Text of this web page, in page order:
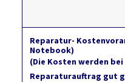
Reparatur-
Notebook)
(Die Kosten werden bei
Reparaturauftrag gut